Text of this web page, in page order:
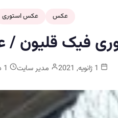
عکس عکس استوری
فیک قلیون
مدیر سایت